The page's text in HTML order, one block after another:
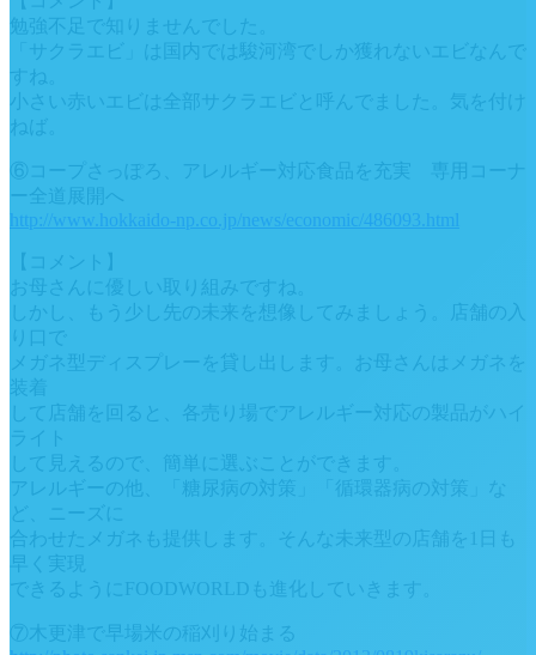
勉強不足で知りませんでした。
「サクラエビ」は国内では駿河湾でしか獲れないエビなんで
すね。
小さい赤いエビは全部サクラエビと呼んでました。気を付け
ねば。
⑥コープさっぽろ、アレルギー対応食品を充実 専用コーナ
ー全道展開へ
http://www.hokkaido-np.co.jp/news/economic/486093.html
【コメント】
お母さんに優しい取り組みですね。
しかし、もう少し先の未来を想像してみましょう。店舗の入
り口で
メガネ型ディスプレーを貸し出します。お母さんはメガネを
装着
して店舗を回ると、各売り場でアレルギー対応の製品がハイ
ライト
して見えるので、簡単に選ぶことができます。
アレルギーの他、「糖尿病の対策」「循環器病の対策」な
ど、ニーズに
合わせたメガネも提供します。そんな未来型の店舗を1日も
早く実現
できるようにFOODWORLDも進化していきます。
⑦木更津で早場米の稲刈り始まる